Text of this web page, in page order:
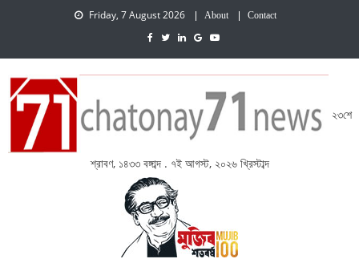
Friday, 7 August 2026 About Contact
২৩শে
শ্রাবণ, ১৪৩৩ বঙ্গাব্দ . ৭ই আগস্ট, ২০২৬ খ্রিস্টাব্দ